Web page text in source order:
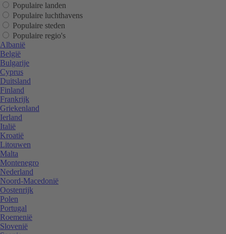
Populaire landen
Populaire luchthavens
Populaire steden
Populaire regio's
Albanië
België
Bulgarije
Cyprus
Duitsland
Finland
Frankrijk
Griekenland
Ierland
Italië
Kroatië
Litouwen
Malta
Montenegro
Nederland
Noord-Macedonië
Oostenrijk
Polen
Portugal
Roemenië
Slovenië